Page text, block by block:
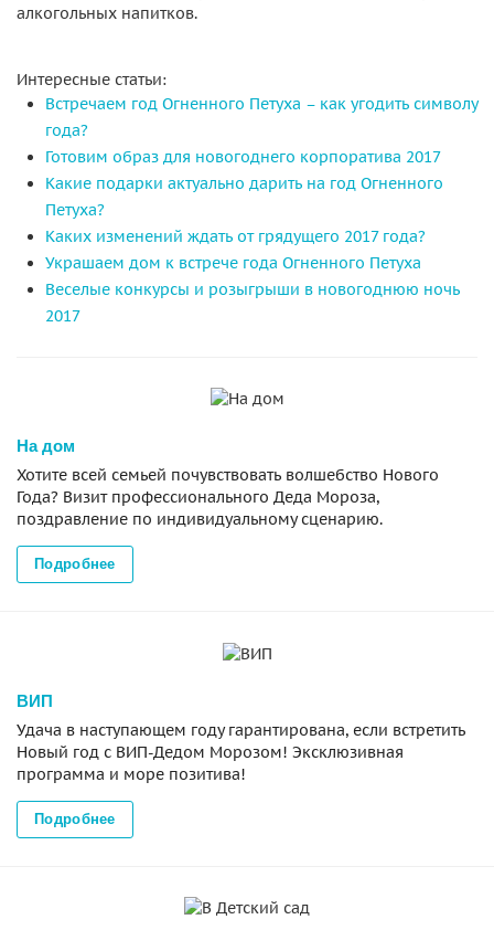
алкогольных напитков.
Интересные статьи:
Встречаем год Огненного Петуха – как угодить символу
года?
Готовим образ для новогоднего корпоратива 2017
Какие подарки актуально дарить на год Огненного
Петуха?
Каких изменений ждать от грядущего 2017 года?
Украшаем дом к встрече года Огненного Петуха
Веселые конкурсы и розыгрыши в новогоднюю ночь
2017
На дом
Хотите всей семьей почувствовать волшебство Нового
Года? Визит профессионального Деда Мороза,
поздравление по индивидуальному сценарию.
Подробнее
ВИП
Удача в наступающем году гарантирована, если встретить
Новый год с ВИП-Дедом Морозом! Эксклюзивная
программа и море позитива!
Подробнее